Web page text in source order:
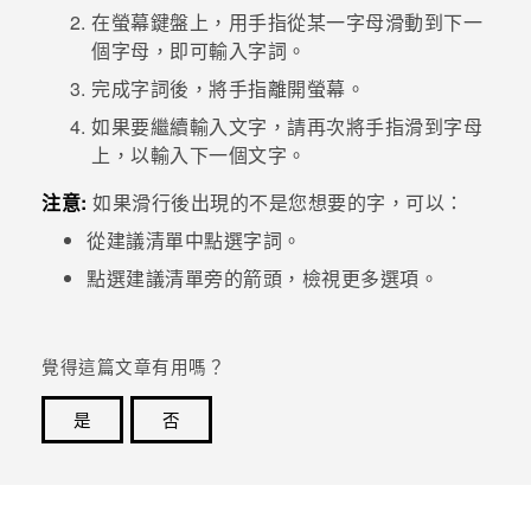
VIVELAND在螢幕鍵盤上，用手指從某一字母滑動到下一
個字母，即可輸入字詞。
完成字詞後，將手指離開螢幕。
如果要繼續輸入文字，請再次將手指滑到字母
上，以輸入下一個文字。
注意: 如果滑行後出現的不是您想要的字，可以：
從建議清單中點選字詞。
點選建議清單旁的箭頭，檢視更多選項。
覺得這篇文章有用嗎？
是
否